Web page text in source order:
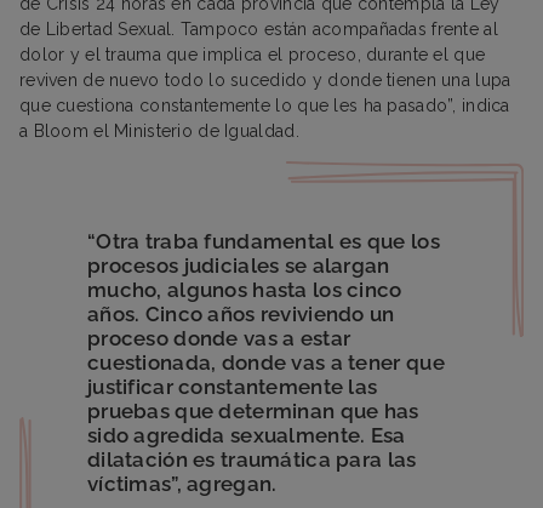
de Crisis 24 horas en cada provincia que contempla la Ley
de Libertad Sexual. Tampoco están acompañadas frente al
dolor y el trauma que implica el proceso, durante el que
reviven de nuevo todo lo sucedido y donde tienen una lupa
que cuestiona constantemente lo que les ha pasado”, indica
a Bloom el Ministerio de Igualdad.
“Otra traba fundamental es que los
procesos judiciales se alargan
mucho, algunos hasta los cinco
años. Cinco años reviviendo un
proceso donde vas a estar
cuestionada, donde vas a tener que
justificar constantemente las
pruebas que determinan que has
sido agredida sexualmente. Esa
dilatación es traumática para las
víctimas”, agregan.